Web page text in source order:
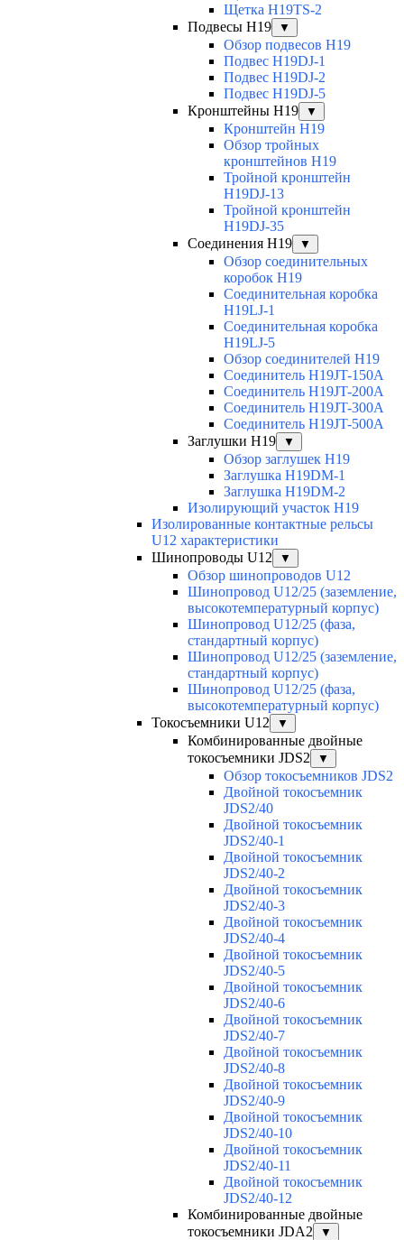
Щетка H19TS-2
Подвесы H19
▼
Обзор подвесов H19
Подвес H19DJ-1
Подвес H19DJ-2
Подвес H19DJ-5
Кронштейны H19
▼
Кронштейн H19
Обзор тройных
кронштейнов H19
Тройной кронштейн
H19DJ-13
Тройной кронштейн
H19DJ-35
Соединения H19
▼
Обзор соединительных
коробок H19
Соединительная коробка
H19LJ-1
Соединительная коробка
H19LJ-5
Обзор соединителей H19
Соединитель H19JT-150A
Соединитель H19JT-200A
Соединитель H19JT-300A
Соединитель H19JT-500A
Заглушки H19
▼
Обзор заглушек H19
Заглушка H19DM-1
Заглушка H19DM-2
Изолирующий участок H19
Изолированные контактные рельсы
U12 характеристики
Шинопроводы U12
▼
Обзор шинопроводов U12
Шинопровод U12/25 (заземление,
высокотемпературный корпус)
Шинопровод U12/25 (фаза,
стандартный корпус)
Шинопровод U12/25 (заземление,
стандартный корпус)
Шинопровод U12/25 (фаза,
высокотемпературный корпус)
Токосъемники U12
▼
Комбинированные двойные
токосъемники JDS2
▼
Обзор токосъемников JDS2
Двойной токосъемник
JDS2/40
Двойной токосъемник
JDS2/40-1
Двойной токосъемник
JDS2/40-2
Двойной токосъемник
JDS2/40-3
Двойной токосъемник
JDS2/40-4
Двойной токосъемник
JDS2/40-5
Двойной токосъемник
JDS2/40-6
Двойной токосъемник
JDS2/40-7
Двойной токосъемник
JDS2/40-8
Двойной токосъемник
JDS2/40-9
Двойной токосъемник
JDS2/40-10
Двойной токосъемник
JDS2/40-11
Двойной токосъемник
JDS2/40-12
Комбинированные двойные
токосъемники JDA2
▼